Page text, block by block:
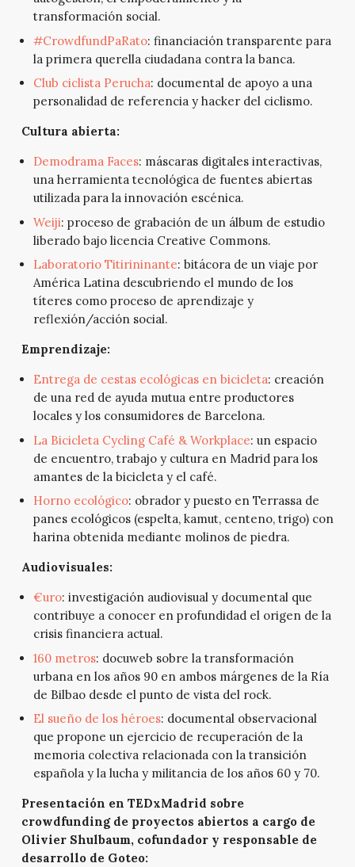
transformación social.
#CrowdfundPaRato: financiación transparente para
la primera querella ciudadana contra la banca.
Club ciclista Perucha: documental de apoyo a una
personalidad de referencia y hacker del ciclismo.
Cultura abierta:
Demodrama Faces: máscaras digitales interactivas,
una herramienta tecnológica de fuentes abiertas
utilizada para la innovación escénica.
Weiji: proceso de grabación de un álbum de estudio
liberado bajo licencia Creative Commons.
Laboratorio Titirininante: bitácora de un viaje por
América Latina descubriendo el mundo de los
títeres como proceso de aprendizaje y
reflexión/acción social.
Emprendizaje:
Entrega de cestas ecológicas en bicicleta: creación
de una red de ayuda mutua entre productores
locales y los consumidores de Barcelona.
La Bicicleta Cycling Café & Workplace: un espacio
de encuentro, trabajo y cultura en Madrid para los
amantes de la bicicleta y el café.
Horno ecológico: obrador y puesto en Terrassa de
panes ecológicos (espelta, kamut, centeno, trigo) con
harina obtenida mediante molinos de piedra.
Audiovisuales:
€uro: investigación audiovisual y documental que
contribuye a conocer en profundidad el origen de la
crisis financiera actual.
160 metros: docuweb sobre la transformación
urbana en los años 90 en ambos márgenes de la Ría
de Bilbao desde el punto de vista del rock.
El sueño de los héroes: documental observacional
que propone un ejercicio de recuperación de la
memoria colectiva relacionada con la transición
española y la lucha y militancia de los años 60 y 70.
Presentación en TEDxMadrid sobre
crowdfunding de proyectos abiertos a cargo de
Olivier Shulbaum, cofundador y responsable de
desarrollo de Goteo: